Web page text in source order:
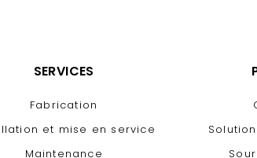
SERVICES
Fabrication
et mise en service
Maintenance